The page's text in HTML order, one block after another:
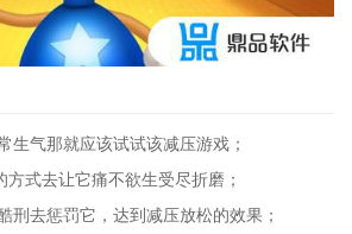
生气那就应该试试该减压游戏；
方式去让它痛不欲生受尽折磨；
刑去惩罚它，达到减压放松的效果；